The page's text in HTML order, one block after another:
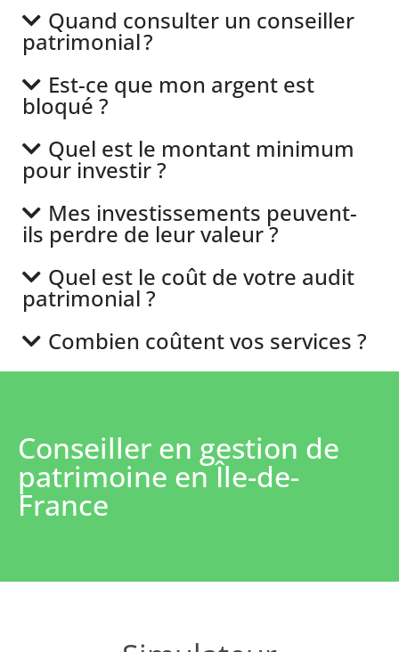
Quand consulter un conseiller
patrimonial ?
Est-ce que mon argent est
bloqué ?
Quel est le montant minimum
pour investir ?
Mes investissements peuvent-
ils perdre de leur valeur ?
Quel est le coût de votre audit
patrimonial ?
Combien coûtent vos services ?
Conseiller en gestion de
patrimoine en Île-de-
France